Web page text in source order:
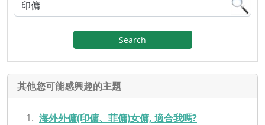
Search
其他您可能感興趣的主題
海外外傭(印傭、菲傭)女傭, 適合我嗎?